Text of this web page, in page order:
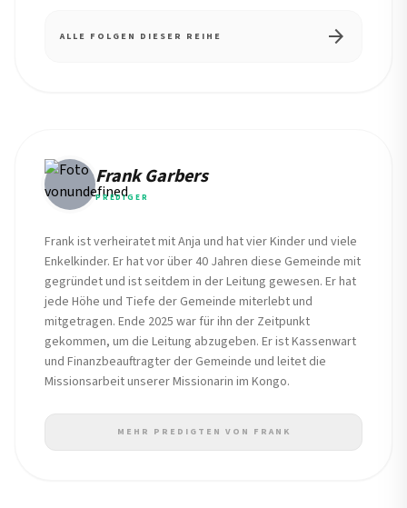
ALLE FOLGEN DIESER REIHE arrow_forward
Frank Garbers
PREDIGER
Frank ist verheiratet mit Anja und hat vier Kinder und viele
Enkelkinder. Er hat vor über 40 Jahren diese Gemeinde mit
gegründet und ist seitdem in der Leitung gewesen. Er hat
jede Höhe und Tiefe der Gemeinde miterlebt und
mitgetragen. Ende 2025 war für ihn der Zeitpunkt
gekommen, um die Leitung abzugeben. Er ist Kassenwart
und Finanzbeauftragter der Gemeinde und leitet die
Missionsarbeit unserer Missionarin im Kongo.
MEHR PREDIGTEN VON FRANK